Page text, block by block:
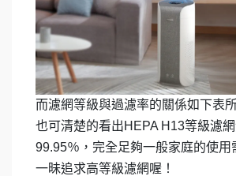
而濾網等級與過濾率的關係如下表
也可清楚的看出HEPA H13等級濾
99.95％，完全足夠一般家庭的使用
一昧追求高等級濾網喔！